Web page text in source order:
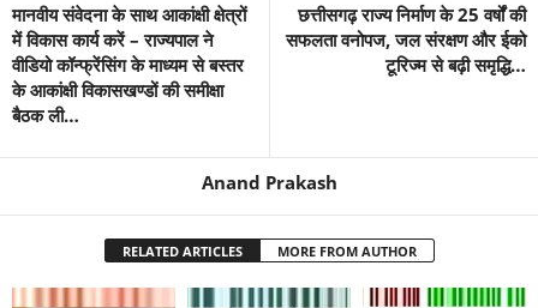
मानवीय संवेदना के साथ आकांक्षी क्षेत्रों
में विकास कार्य करें – राज्यपाल ने
वीडियो कॉन्फ्रेंसिंग के माध्यम से बस्तर
के आकांक्षी विकासखण्डों की समीक्षा
बैठक ली…
छत्तीसगढ़ राज्य निर्माण के 25 वर्षों की
सफलता वनोपज, जल संरक्षण और ईको
टूरिज्म से बढ़ी समृद्धि…
Anand Prakash
RELATED ARTICLES MORE FROM AUTHOR